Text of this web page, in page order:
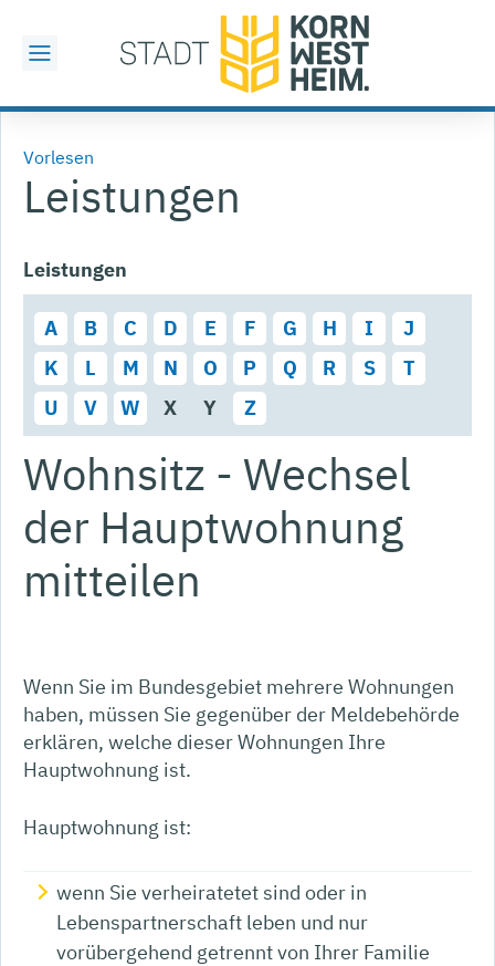
Vorlesen
Leistungen
Leistungen
A B C D E F G H I
J
K
L M N O P Q R S
T
U
V W X Y Z
Wohnsitz - Wechsel
der Hauptwohnung
mitteilen
Wenn Sie im Bundesgebiet mehrere Wohnungen
haben, müssen Sie gegenüber der Meldebehörde
erklären, welche dieser Wohnungen Ihre
Hauptwohnung ist.
Hauptwohnung ist:
wenn Sie verheiratetet sind oder in
Lebenspartnerschaft leben und nur
vorübergehend getrennt von Ihrer Familie